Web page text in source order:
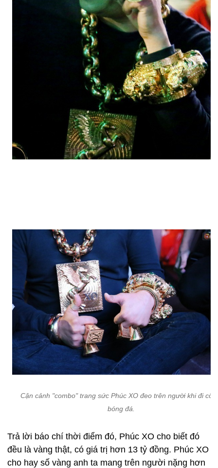
Cận cảnh "combo" trang sức Phúc XO đeo trên người khi đi cổ
bóng đá.
Trả lời báo chí thời điểm đó, Phúc XO cho biết đó
đều là vàng thật, có giá trị hơn 13 tỷ đồng. Phúc XO
cho hay số vàng anh ta mang trên người nặng hơn